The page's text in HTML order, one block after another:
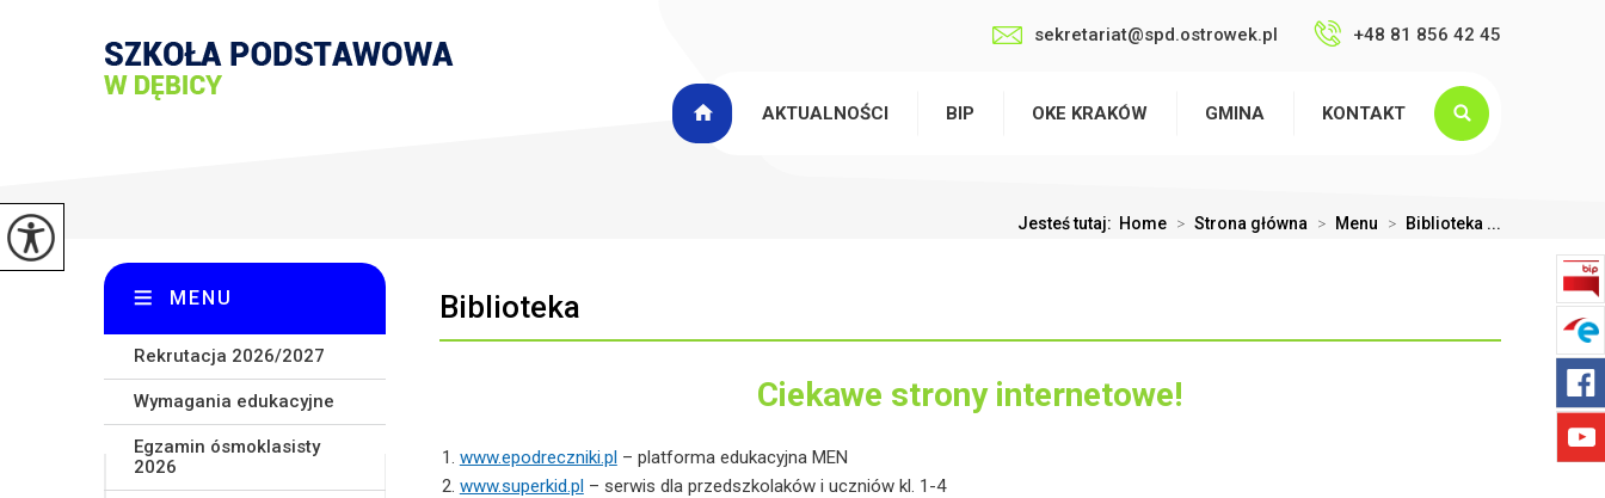
sekretariat@spd.ostrowek.pl +48 81 856 42 45
AKTUALNOŚCI BIP OKE KRAKÓW GMINA KONTAKT
Jesteś tutaj: Home > Strona główna > Menu > Biblioteka ...
Biblioteka
Ciekawe strony internetowe!
www.epodreczniki.pl – platforma edukacyjna MEN
www.superkid.pl – serwis dla przedszkolaków i uczniów kl. 1-4
MENU
Rekrutacja 2026/2027
Wymagania edukacyjne
Egzamin ósmoklasisty
2026